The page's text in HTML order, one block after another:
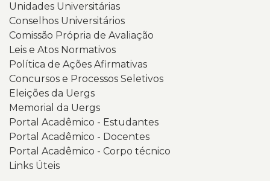
Unidades Universitárias
Conselhos Universitários
Comissão Própria de Avaliação
Leis e Atos Normativos
Política de Ações Afirmativas
Concursos e Processos Seletivos
Eleições da Uergs
Memorial da Uergs
Portal Acadêmico - Estudantes
Portal Acadêmico - Docentes
Portal Acadêmico - Corpo técnico
Links Úteis